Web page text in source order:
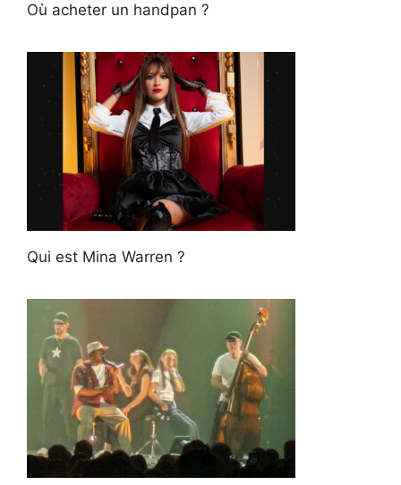
Où acheter un handpan ?
Qui est Mina Warren ?